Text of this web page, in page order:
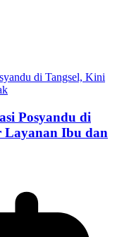
Posyandu di
Layanan Ibu dan